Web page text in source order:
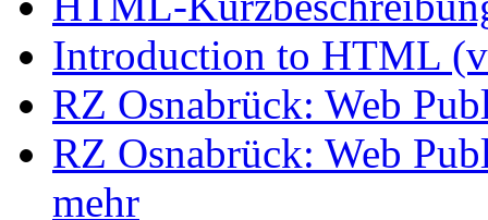
Introduction to HTML
RZ Osnabrück: Web
RZ Osnabrück: Web
mehr